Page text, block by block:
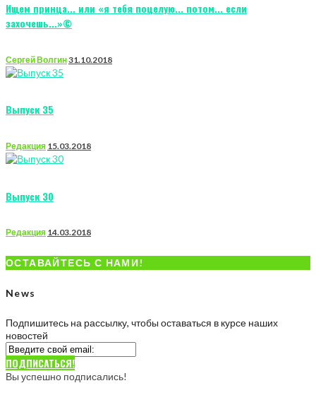
Ищем принца... или «я тебя поцелую... потом... если
захочешь...»©
Сергей Волгин31.10.2018
Выпуск 35
Редакция 15.03.2018
Выпуск 30
Редакция 14.03.2018
ОСТАВАЙТЕСЬ С НАМИ!
News
Подпишитесь на рассылку, чтобы оставаться в курсе наших
новостей
ПОДПИСАТЬСЯ!
Вы успешно подписались!